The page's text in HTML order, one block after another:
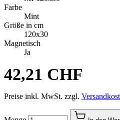
Farbe
Mint
Größe in cm
120x30
Magnetisch
Ja
42,21 CHF
Preise inkl. MwSt. zzgl.